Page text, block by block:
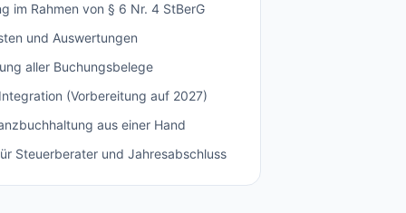
im Rahmen von § 6 Nr. 4 StBerG
und Auswertungen
aller Buchungsbelege
(Vorbereitung auf 2027)
aus einer Hand
Steuerberater und Jahresabschluss